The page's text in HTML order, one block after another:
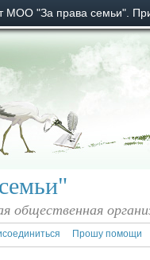
МОО "За права семьи".
общественная
Прошу помощи